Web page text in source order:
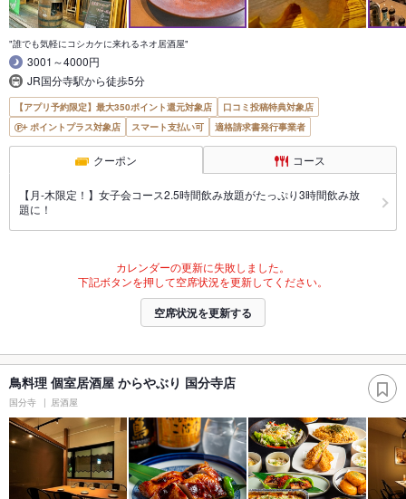
"誰でも気軽にコシカケに来れるネオ居酒屋"
3001～4000円
JR国分寺駅から徒歩5分
【アプリ予約限定】最大350ポイント還元対象店
口コミ投稿特典対象店
ポイントプラス対象店
スマート支払い可 適格請求書発行事業者
クーポン コース
【月-木限定！】女子会コース2.5時間飲み放題がたっぷり3時間飲み放
題に！
カレンダーの更新に失敗しました。
下記ボタンを押して空席状況を更新してください。
空席状況を更新する
鳥料理 個室居酒屋 からやぶり 国分寺店
国分寺 居酒屋